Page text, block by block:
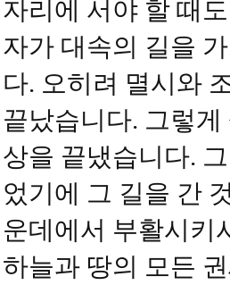
자리에 서야 할 때
자가 대속의 길을
다. 오히려 멸시와
끝났습니다. 그렇
상을 끝냈습니다.
었기에 그 길을 간
운데에서 부활시키
하늘과 땅의 모든